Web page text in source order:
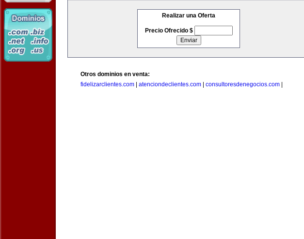
Realizar una Oferta
Precio Ofrecido $
Otros dominios en venta:
fidelizarclientes.com
atenciondeclientes.com consultoresdenegocios.com